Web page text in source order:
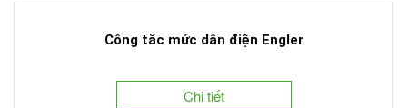
Công tắc mức dẫn điện Engler
Chi tiết